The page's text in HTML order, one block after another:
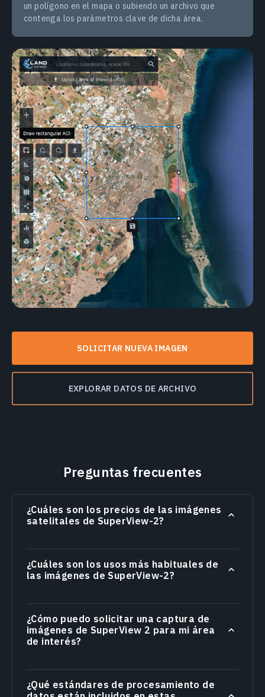
un polígono en el mapa o subiendo un archivo que
contenga los parámetros clave de dicha área.
SOLICITAR NUEVA IMAGEN
EXPLORAR DATOS DE ARCHIVO
Preguntas frecuentes
¿Cuáles son los precios de las imágenes
satelitales de SuperView-2?
¿Cuáles son los usos más habituales de
las imágenes de SuperView-2?
¿Cómo puedo solicitar una captura de
imágenes de SuperView 2 para mi área
de interés?
¿Qué estándares de procesamiento de